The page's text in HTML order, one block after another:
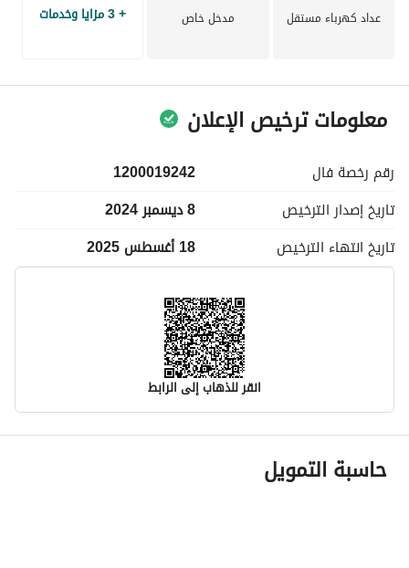
عداد كهرباء مستقل مدخل خاص + 3 مزايا وخدمات
معلومات ترخيص الإعلان
رقم رخصة فال
1200019242
تاريخ إصدار الترخيص
8 ديسمبر 2024
تاريخ انتهاء الترخيص 18 أغسطس 2025
انقر للذهاب إلى الرابط
معلومات مسؤول الإعلان
اسم المسؤول
حاسبة التمويل